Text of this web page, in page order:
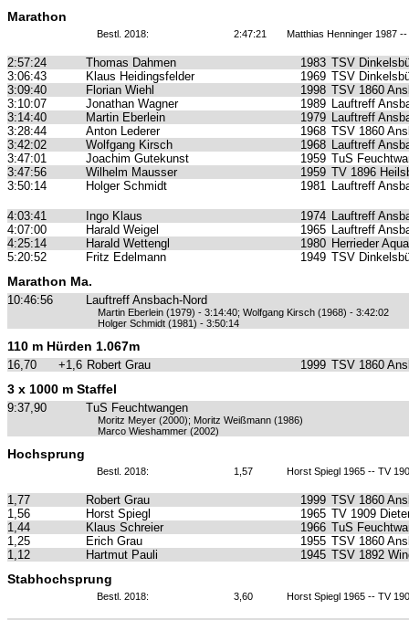
Marathon
Bestl. 2018: 2:47:21 Matthias Henninger 1987
2:57:24 Thomas Dahmen 1983 TSV
3:06:43
Klaus Heidingsfelder 1969 TSV
3:09:40
Florian Wiehl 1998 TSV 1860
3:10:07
Jonathan Wagner 1989 Lauftreff
3:14:40
Martin Eberlein 1979 Lauftreff
3:28:44
Anton Lederer 1968 TSV 1860
3:42:02
Wolfgang Kirsch 1968 Lauftreff
3:47:01
Joachim Gutekunst 1959 TuS
3:47:56
Wilhelm Mausser 1959 TV 1896
3:50:14
Holger Schmidt 1981 Lauftreff
4:03:41 Ingo Klaus 1974 Lauftreff
4:07:00
Harald Weigel 1965 Lauftreff
4:25:14
Harald Wettengl 1980 Herrieder
5:20:52
Fritz Edelmann 1949 TSV
Marathon Ma.
10:46:56 Lauftreff Ansbach-Nord
Martin Eberlein (1979) - 3:14:40; Wolfgang Kirsch (1968) - 3:42:02
Holger Schmidt (1981) - 3:50:14
110 m Hürden 1.067m
16,70 +1,6 Robert Grau 1999 TSV 1860
3 x 1000 m Staffel
9:37,90 TuS Feuchtwangen
Moritz Meyer (2000); Moritz Weißmann (1986)
Marco Wieshammer (2002)
Hochsprung
Bestl. 2018: 1,57 Horst Spiegl 1965 -- TV
1,77 Robert Grau 1999 TSV 1860
1,56
Horst Spiegl 1965 TV 1909
1,44
Klaus Schreier 1966 TuS
1,25
Erich Grau 1955 TSV 1860
1,12
Hartmut Pauli 1945 TSV 1892
Stabhochsprung
Bestl. 2018: 3,60 Horst Spiegl 1965 -- TV